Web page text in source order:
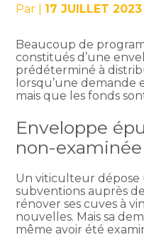
Par 17 JUILLET 2023
Beaucoup de
constitués d’une
prédéterminé à
lorsqu’une demande
mais que les fonds
Enveloppe
non-examinée
Un viticulteur dépose
subventions auprès
rénover ses cuves à
nouvelles. Mais sa
même avoir été